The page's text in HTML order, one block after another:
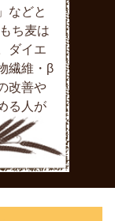
などと
ち麦は
ダイエ
繊維・β
改善や
る人が